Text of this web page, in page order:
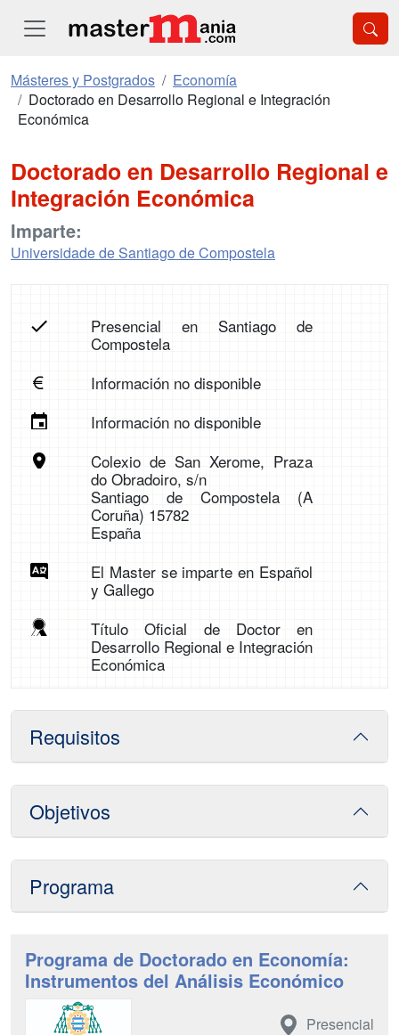
Másteres y Postgrados
Economía
Doctorado en Desarrollo Regional e Integración
Económica
Doctorado en Desarrollo Regional e
Integración Económica
Imparte:
Universidade de Santiago de Compostela
Presencial en Santiago de
Compostela
Información no disponible
Información no disponible
Colexio de San Xerome, Praza
do Obradoiro, s/n
Santiago de Compostela (A
Coruña) 15782
España
El Master se imparte en Español
y Gallego
Título Oficial de Doctor en
Desarrollo Regional e Integración
Económica
Requisitos
Objetivos
Programa
Programa de Doctorado en Economía:
Instrumentos del Análisis Económico
Presencial